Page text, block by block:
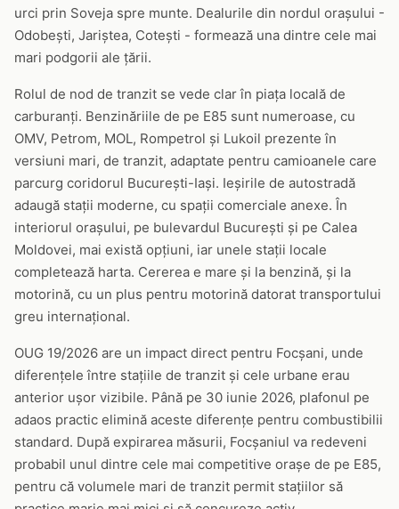
urci prin Soveja spre munte. Dealurile din nordul orașului -
Odobești, Jariștea, Cotești - formează una dintre cele mai
mari podgorii ale țării.
Rolul de nod de tranzit se vede clar în piața locală de
carburanți. Benzinăriile de pe E85 sunt numeroase, cu
OMV, Petrom, MOL, Rompetrol și Lukoil prezente în
versiuni mari, de tranzit, adaptate pentru camioanele care
parcurg coridorul București-Iași. Ieșirile de autostradă
adaugă stații moderne, cu spații comerciale anexe. În
interiorul orașului, pe bulevardul București și pe Calea
Moldovei, mai există opțiuni, iar unele stații locale
completează harta. Cererea e mare și la benzină, și la
motorină, cu un plus pentru motorină datorat transportului
greu internațional.
OUG 19/2026 are un impact direct pentru Focșani, unde
diferențele între stațiile de tranzit și cele urbane erau
anterior ușor vizibile. Până pe 30 iunie 2026, plafonul pe
adaos practic elimină aceste diferențe pentru combustibilii
standard. După expirarea măsurii, Focșaniul va redeveni
probabil unul dintre cele mai competitive orașe de pe E85,
pentru că volumele mari de tranzit permit stațiilor să